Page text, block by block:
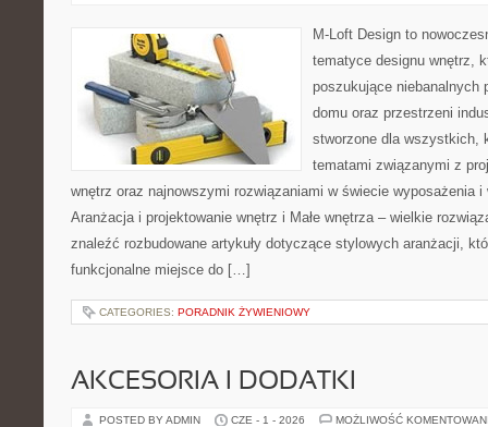
M-Loft Design to
tematyce designu wnętrz,
poszukujące niebanalnych
domu oraz przestrzeni
stworzone dla wszystkich,
tematami związanymi z
wnętrz oraz najnowszymi rozwiązaniami w świecie wyposażenia
Aranżacja i projektowanie wnętrz i Małe wnętrza – wielkie
znaleźć rozbudowane artykuły dotyczące stylowych aranżacji,
funkcjonalne miejsce do […]
CATEGORIES: PORADNIK ŻYWIENIOWY
AKCESORIA I DODATKI
POSTED BY ADMIN CZE - 1 - 2026 MOŻLIWOŚĆ